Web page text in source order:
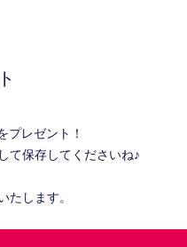
プレゼント！
て保存してくださいね♪
たします。